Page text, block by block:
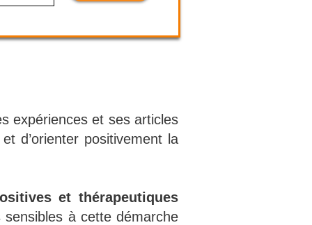
expériences et ses articles
d’orienter positivement la
et thérapeutiques
à cette démarche